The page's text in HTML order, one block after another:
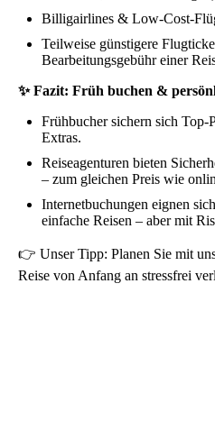
Billigairlines & Low-Cost-
Teilweise günstigere
Bearbeitungsgebühr einer
✨ Fazit: Früh buchen &
Frühbucher sichern sich
Extras.
Reiseagenturen bieten
– zum gleichen Preis wie
Internetbuchungen eignen
einfache Reisen – aber mit
👉 Unser Tipp: Planen Sie mit
Reise von Anfang an stressfrei